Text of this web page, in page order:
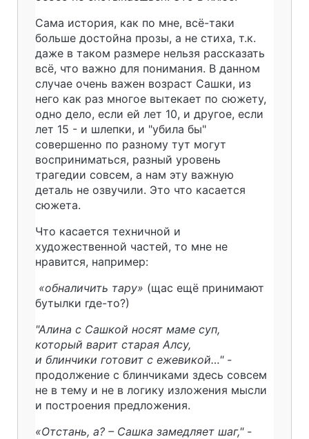
Сама история, как по мне, всё-таки
больше достойна прозы, а не стиха, т.к.
даже в таком размере нельзя рассказать
всё, что важно для понимания. В данном
случае очень важен возраст Сашки, из
него как раз многое вытекает по сюжету,
одно дело, если ей лет 10, и другое, если
лет 15 - и шлепки, и "убила бы"
совершенно по разному тут могут
восприниматься, разный уровень
трагедии совсем, а нам эту важную
деталь не озвучили. Это что касается
сюжета.
Что касается техничной и
художественной частей, то мне не
нравится, например:
«обналичить тару» (щас ещё принимают
бутылки где-то?)
"Алина с Сашкой носят маме суп,
который варит старая Алсу,
и блинчики готовит с ежевикой…" -
продолжение с блинчиками здесь совсем
не в тему и не в логику изложения мысли
и построения предложения.
«Отстань, а? – Сашка замедляет шаг," -